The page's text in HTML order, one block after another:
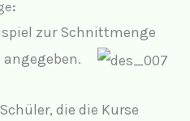
:
zur Schnittmenge
angegeben.
die die Kurse